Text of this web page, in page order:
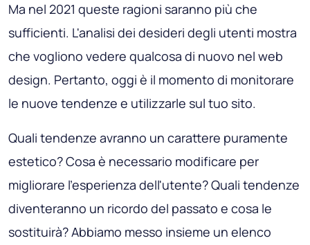
Ma nel 2021 queste ragioni saranno più che
sufficienti. L'analisi dei desideri degli utenti mostra
che vogliono vedere qualcosa di nuovo nel web
design. Pertanto, oggi è il momento di monitorare
le nuove tendenze e utilizzarle sul tuo sito.
Quali tendenze avranno un carattere puramente
estetico? Cosa è necessario modificare per
migliorare l'esperienza dell'utente? Quali tendenze
diventeranno un ricordo del passato e cosa le
sostituirà? Abbiamo messo insieme un elenco